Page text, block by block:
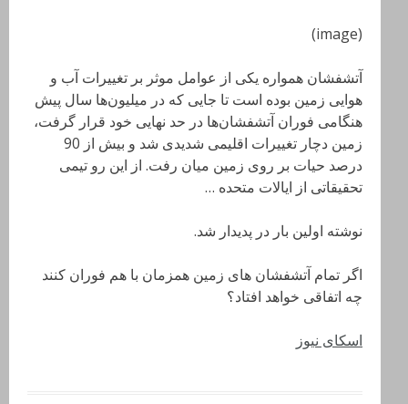
(image)
آتشفشان همواره یکی از عوامل موثر بر تغییرات آب و
هوایی زمین بوده‌ است تا جایی که در میلیون‌ها سال پیش
هنگامی فوران آتشفشان‌ها در حد نهایی خود قرار گرفت،
زمین دچار تغییرات اقلیمی شدیدی شد و بیش از 90
درصد حیات بر روی زمین میان رفت. از این رو تیمی
تحقیقاتی از ایالات متحده …
نوشته اولین بار در پدیدار شد.
اگر تمام آتشفشان های زمین همزمان با هم فوران کنند
چه اتفاقی خواهد افتاد؟
اسکای نیوز